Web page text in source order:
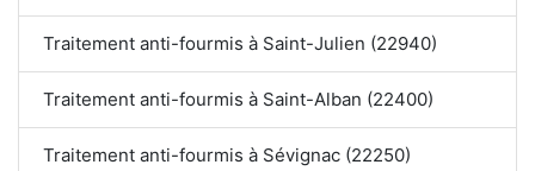
Traitement anti-fourmis à Saint-Julien (22940)
Traitement anti-fourmis à Saint-Alban (22400)
Traitement anti-fourmis à Sévignac (22250)